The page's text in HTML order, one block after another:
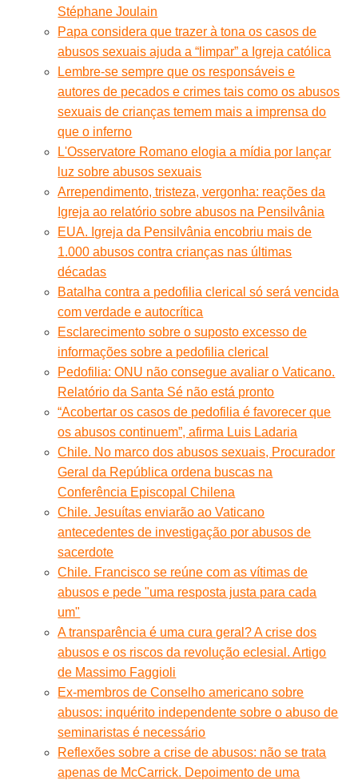
Stéphane Joulain
Papa considera que trazer à tona os casos de
abusos sexuais ajuda a “limpar” a Igreja católica
Lembre-se sempre que os responsáveis e
autores de pecados e crimes tais como os abusos
sexuais de crianças temem mais a imprensa do
que o inferno
L'Osservatore Romano elogia a mídia por lançar
luz sobre abusos sexuais
Arrependimento, tristeza, vergonha: reações da
Igreja ao relatório sobre abusos na Pensilvânia
EUA. Igreja da Pensilvânia encobriu mais de
1.000 abusos contra crianças nas últimas
décadas
Batalha contra a pedofilia clerical só será vencida
com verdade e autocrítica
Esclarecimento sobre o suposto excesso de
informações sobre a pedofilia clerical
Pedofilia: ONU não consegue avaliar o Vaticano.
Relatório da Santa Sé não está pronto
“Acobertar os casos de pedofilia é favorecer que
os abusos continuem”, afirma Luis Ladaria
Chile. No marco dos abusos sexuais, Procurador
Geral da República ordena buscas na
Conferência Episcopal Chilena
Chile. Jesuítas enviarão ao Vaticano
antecedentes de investigação por abusos de
sacerdote
Chile. Francisco se reúne com as vítimas de
abusos e pede "uma resposta justa para cada
um"
A transparência é uma cura geral? A crise dos
abusos e os riscos da revolução eclesial. Artigo
de Massimo Faggioli
Ex-membros de Conselho americano sobre
abusos: inquérito independente sobre o abuso de
seminaristas é necessário
Reflexões sobre a crise de abusos: não se trata
apenas de McCarrick. Depoimento de uma